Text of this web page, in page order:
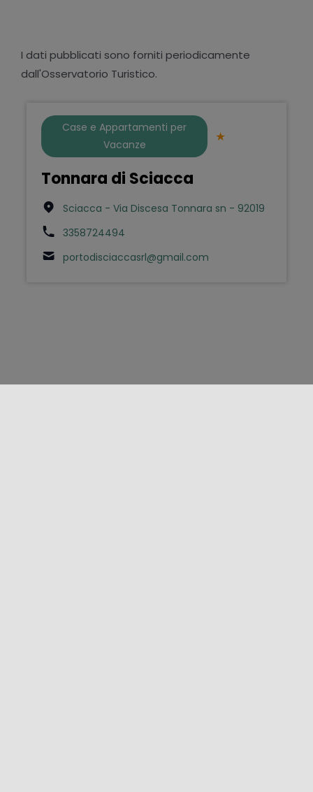
I dati pubblicati sono forniti periodicamente
dall'Osservatorio Turistico.
Case e Appartamenti per
Vacanze
Tonnara di Sciacca
Sciacca - Via Discesa Tonnara sn - 92019
3358724494
portodisciaccasrl@gmail.com